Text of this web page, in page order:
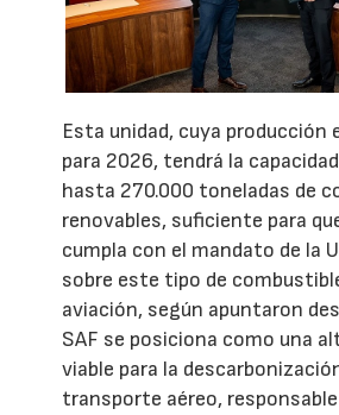
Esta unidad, cuya producción
para 2026, tendrá la
hasta 270.000 toneladas de
renovables, suficiente para
cumpla con el mandato de la
sobre este tipo de
aviación, según apuntaron
SAF se posiciona como una
viable para la
transporte aéreo,